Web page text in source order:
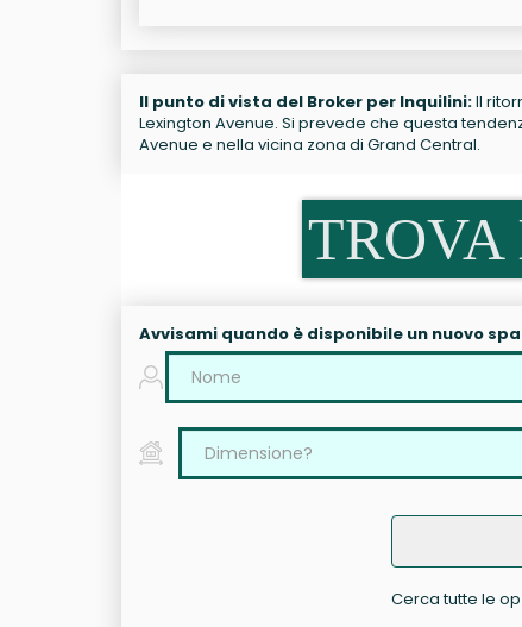
Il punto di vista del Broker per Inquilini:Il
Lexington Avenue. Si prevede che questa
Avenue e nella vicina zona di Grand Central.
Avvisami quando è disponibile un nuovo
Cerca tutte le